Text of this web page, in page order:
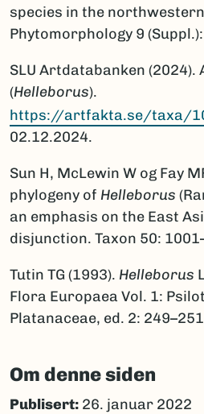
species in the
Phytomorphology 9
SLU Artdatabanken
(Helleborus).
https://artfakta.se/taxa/
02.12.2024.
Sun H, McLewin W og Fay
phylogeny of Helleborus
an emphasis on the East
disjunction. Taxon 50:
Tutin TG (1993). Helleborus
Flora Europaea Vol. 1:
Platanaceae, ed. 2:
Om denne siden
Publisert: 26. januar 2022